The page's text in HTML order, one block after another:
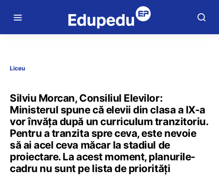
Liceu
Silviu Morcan, Consiliul Elevilor:
Ministerul spune că elevii din clasa a IX-a
vor învăța după un curriculum tranzitoriu.
Pentru a tranzita spre ceva, este nevoie
să ai acel ceva măcar la stadiul de
proiectare. La acest moment, planurile-
cadru nu sunt pe lista de priorități